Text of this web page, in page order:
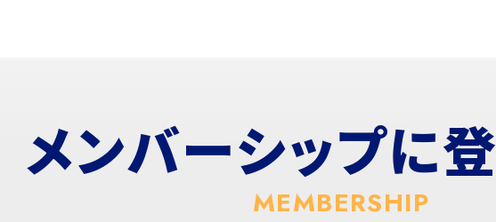
メンバーシップに
MEMBERSHIP